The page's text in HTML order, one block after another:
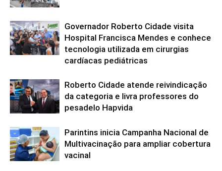
Governador Roberto Cidade visita
Hospital Francisca Mendes e conhece
tecnologia utilizada em cirurgias
cardíacas pediátricas
Roberto Cidade atende reivindicação
da categoria e livra professores do
pesadelo Hapvida
Parintins inicia Campanha Nacional de
Multivacinação para ampliar cobertura
vacinal